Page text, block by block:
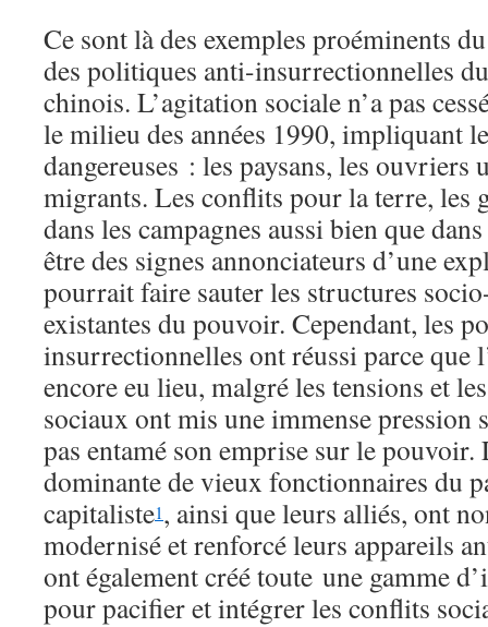
Ce sont là des exemples proéminents
des politiques anti-insurrectionnelles
chinois. L’agitation sociale n’a pas
le milieu des années 1990, impliquant
dangereuses : les paysans, les ouvriers
migrants. Les conflits pour la terre, les
dans les campagnes aussi bien que
être des signes annonciateurs d’une
pourrait faire sauter les structures
existantes du pouvoir. Cependant, les
insurrectionnelles ont réussi parce que
encore eu lieu, malgré les tensions et
sociaux ont mis une immense pression
pas entamé son emprise sur le pouvoir.
dominante de vieux fonctionnaires du
capitaliste1, ainsi que leurs alliés, ont
modernisé et renforcé leurs appareils
ont également créé toute une gamme
pour pacifier et intégrer les conflits